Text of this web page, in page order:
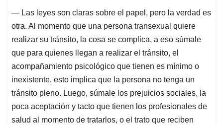
― Las leyes son claras sobre el papel, pero la verdad es
otra. Al momento que una persona transexual quiere
realizar su tránsito, la cosa se complica, a eso súmale
que para quienes llegan a realizar el tránsito, el
acompañamiento psicológico que tienen es mínimo o
inexistente, esto implica que la persona no tenga un
tránsito pleno. Luego, súmale los prejuicios sociales, la
poca aceptación y tacto que tienen los profesionales de
salud al momento de tratarlos, o el trato que reciben